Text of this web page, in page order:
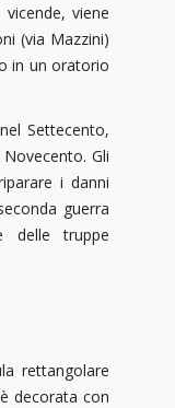
viene
(via Mazzini)
in un oratorio
Settecento,
Gli
i danni
guerra
delle truppe
rettangolare
decorata con